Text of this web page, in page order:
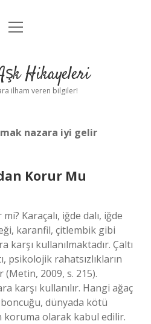
Anasayfa
Uyarı
menüyü
Hikayeleri
ilham veren bilgiler!
nazara iyi gelir
Korur Mu
Karaçalı, iğde dalı, iğde
karanfil, çitlembik gibi
kullanılmaktadır. Çaltı
psikolojik rahatsızlıkların
(Metin, 2009, s. 215).
karşı kullanılır. Hangi ağaç
dünyada kötü
koruma olarak kabul edilir.